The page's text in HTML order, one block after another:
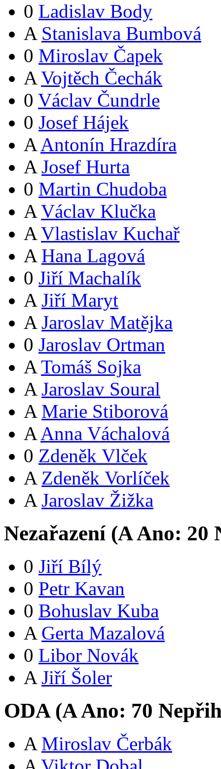
0 Ladislav Body
A Stanislava Bumbová
0 Miroslav Čapek
A Vojtěch Čechák
0 Václav Čundrle
0 Josef Hájek
A Antonín Hrazdíra
A Josef Hurta
0 Martin Chudoba
A Václav Klučka
A Vlastislav Kuchař
A Hana Lagová
0 Jiří Machalík
A Jiří Maryt
A Jaroslav Matějka
0 Jaroslav Ortman
A Tomáš Sojka
A Jaroslav Soural
A Marie Stiborová
A Anna Váchalová
0 Zdeněk Vlček
A Zdeněk Vorlíček
A Jaroslav Žižka
Nezařazení (AAno: 20
0 Jiří Bílý
0 Petr Kavan
0 Bohuslav Kuba
A Gerta Mazalová
0 Libor Novák
A Jiří Šoler
ODA (AAno: 70
A Miroslav Čerbák